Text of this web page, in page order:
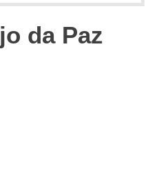
da Paz